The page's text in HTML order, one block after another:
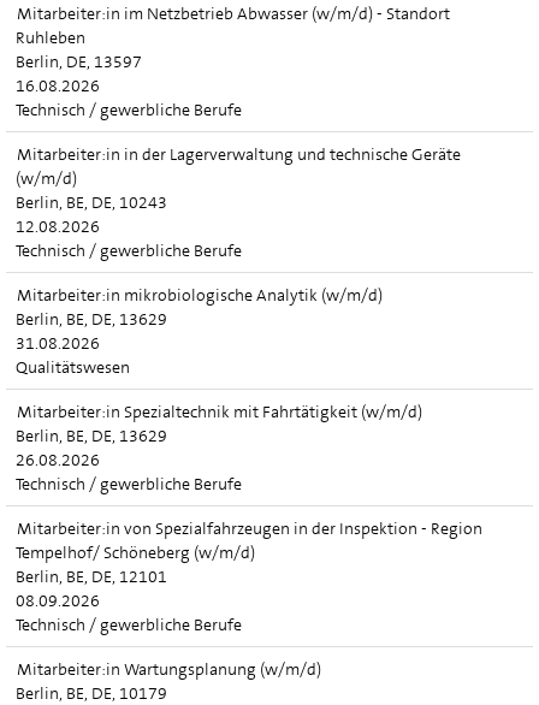
Mitarbeiter:in im Netzbetrieb Abwasser (w/m/d) - Standort
Ruhleben
Berlin, DE, 13597
16.08.2026
Technisch / gewerbliche Berufe
Mitarbeiter:in in der Lagerverwaltung und technische Geräte
(w/m/d)
Berlin, BE, DE, 10243
12.08.2026
Technisch / gewerbliche Berufe
Mitarbeiter:in mikrobiologische Analytik (w/m/d)
Berlin, BE, DE, 13629
31.08.2026
Qualitätswesen
Mitarbeiter:in Spezialtechnik mit Fahrtätigkeit (w/m/d)
Berlin, BE, DE, 13629
26.08.2026
Technisch / gewerbliche Berufe
Mitarbeiter:in von Spezialfahrzeugen in der Inspektion - Region
Tempelhof/ Schöneberg (w/m/d)
Berlin, BE, DE, 12101
08.09.2026
Technisch / gewerbliche Berufe
Mitarbeiter:in Wartungsplanung (w/m/d)
Berlin, BE, DE, 10179